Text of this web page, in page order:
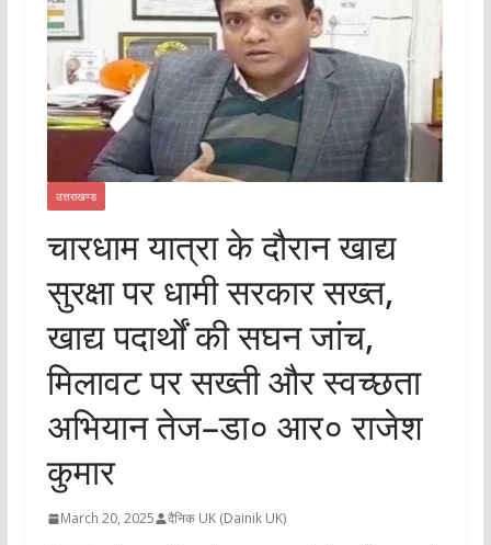
उत्तराखण्ड
चारधाम यात्रा के दौरान खाद्य
सुरक्षा पर धामी सरकार सख्त,
खाद्य पदार्थों की सघन जांच,
मिलावट पर सख्ती और स्वच्छता
अभियान तेज–डा० आर० राजेश
कुमार
March 20, 2025 दैनिक UK (Dainik UK)